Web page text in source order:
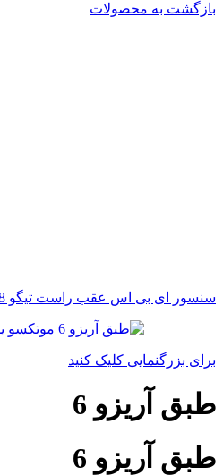
بازگشت به محصولات
سنسور ای بی اس عقب راست تیگو 8 پرو (1600)
برای بزرگنمایی کلیک کنید
طبق آریزو 6
طبق آریزو 6